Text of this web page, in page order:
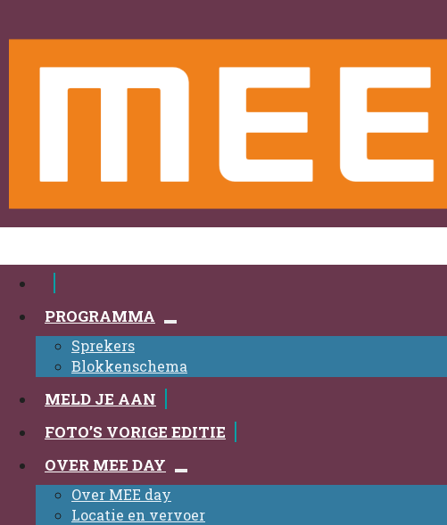
PROGRAMMA
Sprekers
Blokkenschema
MELD JE AAN
FOTO’S VORIGE EDITIE
OVER MEE DAY
Over MEE day
Locatie en vervoer